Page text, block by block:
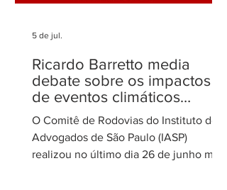
Ricardo Barretto media
debate sobre os impactos
de eventos climáticos
extremos nas concessões
de rodovias
O Comitê de Rodovias do Instituto dos
Advogados de São Paulo (IASP)
realizou no último dia 26 de junho mais
5 de jul.